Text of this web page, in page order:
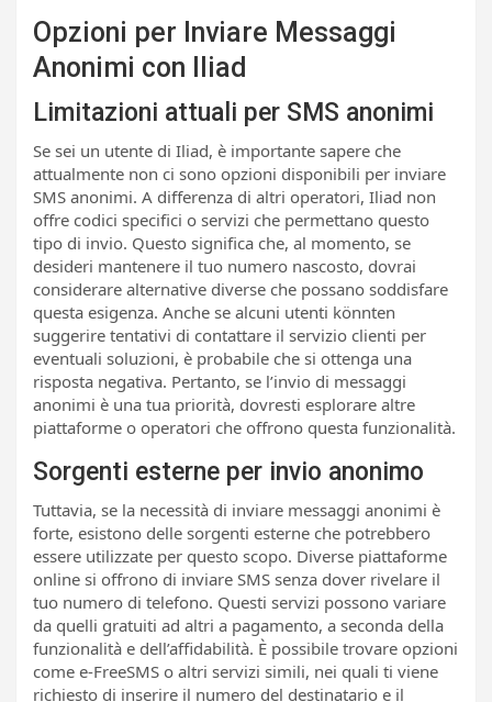
Opzioni per Inviare Messaggi
Anonimi con Iliad
Limitazioni attuali per SMS anonimi
Se sei un utente di Iliad, è importante sapere che
attualmente non ci sono opzioni disponibili per inviare
SMS anonimi. A differenza di altri operatori, Iliad non
offre codici specifici o servizi che permettano questo
tipo di invio. Questo significa che, al momento, se
desideri mantenere il tuo numero nascosto, dovrai
considerare alternative diverse che possano soddisfare
questa esigenza. Anche se alcuni utenti könnten
suggerire tentativi di contattare il servizio clienti per
eventuali soluzioni, è probabile che si ottenga una
risposta negativa. Pertanto, se l’invio di messaggi
anonimi è una tua priorità, dovresti esplorare altre
piattaforme o operatori che offrono questa funzionalità.
Sorgenti esterne per invio anonimo
Tuttavia, se la necessità di inviare messaggi anonimi è
forte, esistono delle sorgenti esterne che potrebbero
essere utilizzate per questo scopo. Diverse piattaforme
online si offrono di inviare SMS senza dover rivelare il
tuo numero di telefono. Questi servizi possono variare
da quelli gratuiti ad altri a pagamento, a seconda della
funzionalità e dell’affidabilità. È possibile trovare opzioni
come e-FreeSMS o altri servizi simili, nei quali ti viene
richiesto di inserire il numero del destinatario e il